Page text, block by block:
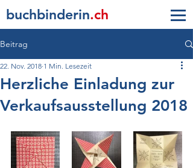
buchbinderin.ch
Beitrag
Herzliche Einladung zur
Verkaufsausstellung 2018
22. Nov. 2018 1 Min. Lesezeit